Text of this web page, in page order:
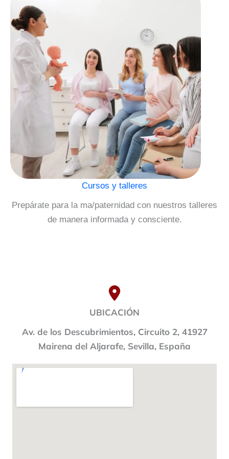
Cursos y talleres
Prepárate para la ma/paternidad con nuestros talleres
de manera informada y consciente.
UBICACIÓN
Av. de los Descubrimientos, Circuito 2, 41927
Mairena del Aljarafe, Sevilla, España